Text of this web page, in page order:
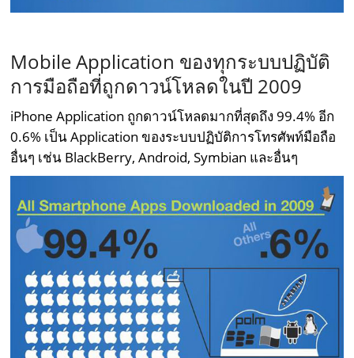
Mobile Application ของทุกระบบปฏิบัติ
การมือถือที่ถูกดาวน์โหลดในปี 2009
iPhone Application ถูกดาวน์โหลดมากที่สุดถึง 99.4% อีก
0.6% เป็น Application ของระบบปฏิบัติการโทรศัพท์มือถือ
อื่นๆ เช่น BlackBerry, Android, Symbian และอื่นๆ